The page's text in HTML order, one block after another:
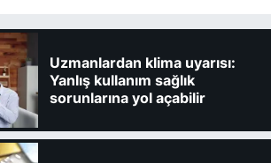
Uzmanlardan klima uyarısı:
Yanlış kullanım sağlık
sorunlarına yol açabilir